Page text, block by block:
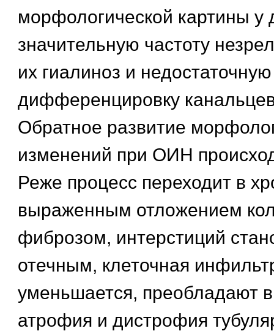
морфологической картины у
значительную частоту
их гиалиноз и
дифференцировку
Обратное развитие
изменений при ОИН
Реже процесс переходит в
выраженным отложением
фиброзом, интерстиций
отечным, клеточная
уменьшается, преобладают
атрофия и дистрофия